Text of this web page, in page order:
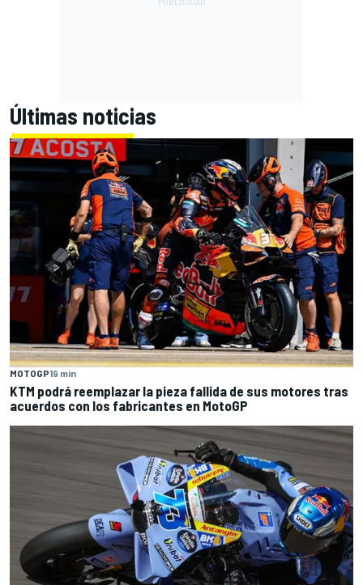
Últimas noticias
MOTOGP19 min
KTM podrá reemplazar la pieza fallida de sus motores tras
acuerdos con los fabricantes en MotoGP